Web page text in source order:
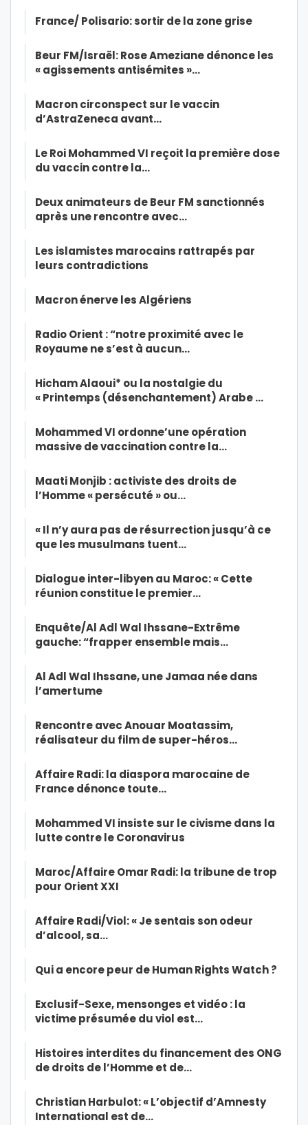
France/ Polisario: sortir de la zone grise
Beur FM/Israël: Rose Ameziane dénonce les
« agissements antisémites »…
Macron circonspect sur le vaccin
d’AstraZeneca avant…
Le Roi Mohammed VI reçoit la première dose
du vaccin contre la…
Deux animateurs de Beur FM sanctionnés
après une rencontre avec…
Les islamistes marocains rattrapés par
leurs contradictions
Macron énerve les Algériens
Radio Orient : “notre proximité avec le
Royaume ne s’est à aucun…
Hicham Alaoui* ou la nostalgie du
« Printemps (désenchantement) Arabe …
Mohammed VI ordonne’une opération
massive de vaccination contre la…
Maati Monjib : activiste des droits de
l’Homme « persécuté » ou…
« Il n’y aura pas de résurrection jusqu’à ce
que les musulmans tuent…
Dialogue inter-libyen au Maroc: « Cette
réunion constitue le premier…
Enquête/Al Adl Wal Ihssane-Extrême
gauche: “frapper ensemble mais…
Al Adl Wal Ihssane, une Jamaa née dans
l’amertume
Rencontre avec Anouar Moatassim,
réalisateur du film de super-héros…
Affaire Radi: la diaspora marocaine de
France dénonce toute…
Mohammed VI insiste sur le civisme dans la
lutte contre le Coronavirus
Maroc/Affaire Omar Radi: la tribune de trop
pour Orient XXI
Affaire Radi/Viol: « Je sentais son odeur
d’alcool, sa…
Qui a encore peur de Human Rights Watch ?
Exclusif-Sexe, mensonges et vidéo : la
victime présumée du viol est…
Histoires interdites du financement des ONG
de droits de l’Homme et de…
Christian Harbulot: « L’objectif d’Amnesty
International est de…